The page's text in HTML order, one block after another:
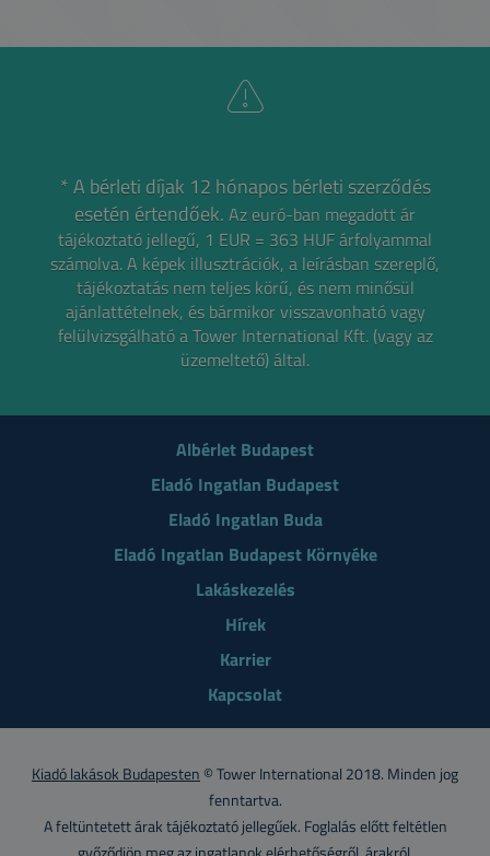
* A bérleti díjak 12 hónapos bérleti szerződés
esetén értendőek. Az euró-ban megadott ár
tájékoztató jellegű, 1 EUR = 363 HUF árfolyammal
számolva.A képek illusztrációk, a leírásban szereplő,
tájékoztatás nem teljes körű, és nem minősül
ajánlattételnek, és bármikor visszavonható vagy
felülvizsgálható a Tower International Kft. (vagy az
üzemeltető) által.
Albérlet Budapest
Eladó Ingatlan Budapest
Eladó Ingatlan Buda
Eladó Ingatlan Budapest Környéke
Lakáskezelés
Hírek
Karrier
Kapcsolat
Kiadó lakások Budapesten © Tower International 2018. Minden jog
fenntartva.
A feltüntetett árak tájékoztató jellegűek. Foglalás előtt feltétlen